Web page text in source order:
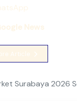
News
Article
Surabaya 2026